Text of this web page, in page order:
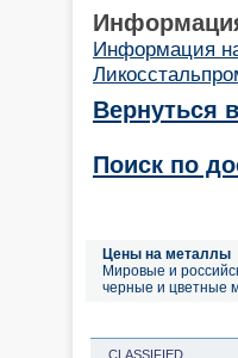
Информация
Вернуться
Поиск по
Цены на металлы
Мировые и
черные и цветные
CLASSIFIED